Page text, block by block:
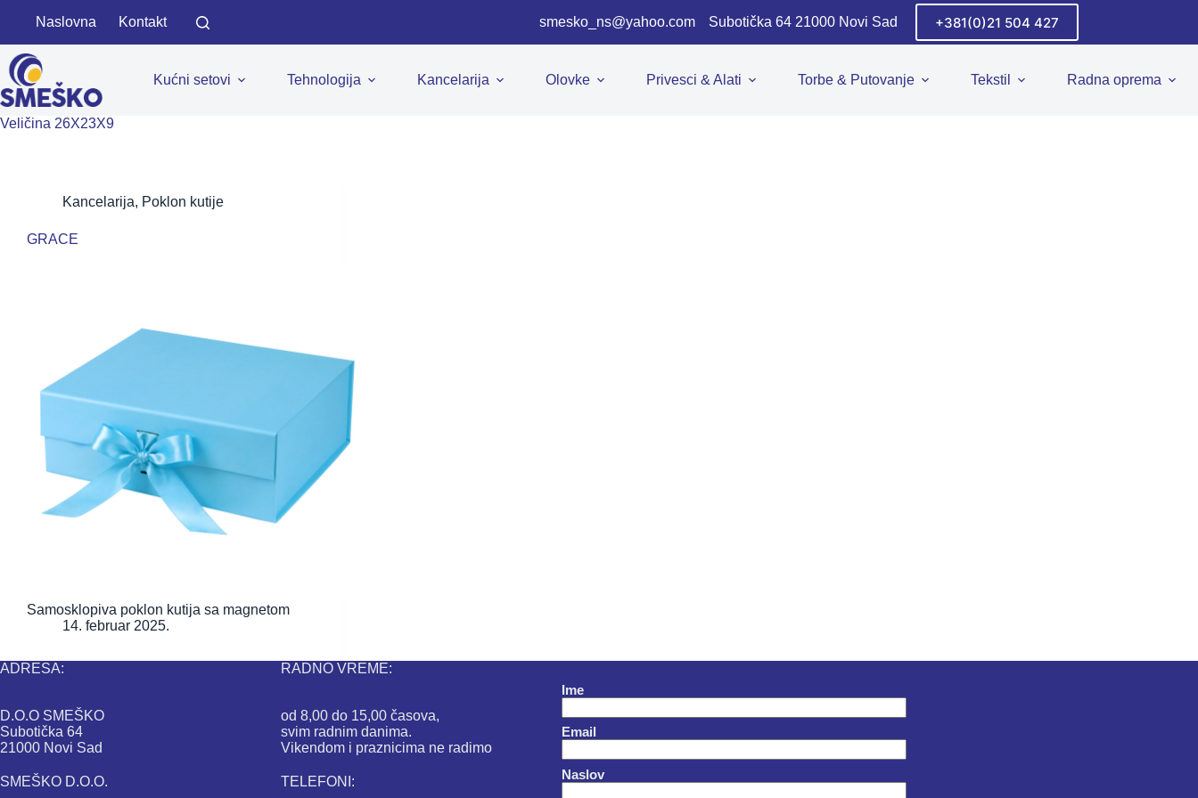
Naslovna Kontakt smesko_ns@yahoo.com Subotička 64 21000 Novi Sad +381(0)21 504 427
Kućni setovi Tehnologija Kancelarija Olovke Privesci & Alati Torbe & Putovanje Tekstil Radna oprema
Veličina 26X23X9
Kancelarija, Poklon kutije
GRACE
Samosklopiva poklon kutija sa magnetom
14. februar 2025.
ADRESA:
D.O.O SMEŠKO
Subotička 64
21000 Novi Sad
SMEŠKO D.O.O.
RADNO VREME:
od 8,00 do 15,00 časova,
svim radnim danima.
Vikendom i praznicima ne radimo
TELEFONI:
Ime
Email
Naslov